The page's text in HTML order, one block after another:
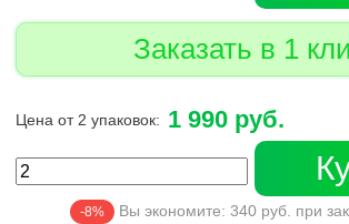
Заказать в 1
Цена от 2 упаковок: 1 990 руб.
-8% Вы экономите: 340 руб. при